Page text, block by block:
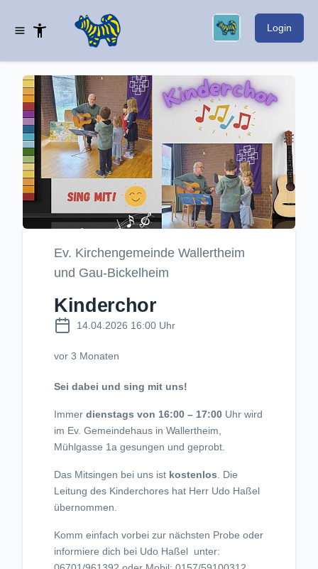
Login
Ev. Kirchengemeinde Wallertheim
und Gau-Bickelheim
Kinderchor
14.04.2026 16:00 Uhr
vor 3 Monaten
Sei dabei und sing mit uns!
Immer dienstags von 16:00 – 17:00 Uhr wird
im Ev. Gemeindehaus in Wallertheim,
Mühlgasse 1a gesungen und geprobt.
Das Mitsingen bei uns ist kostenlos. Die
Leitung des Kinderchores hat Herr Udo Haßel
übernommen.
Komm einfach vorbei zur nächsten Probe oder
informiere dich bei Udo Haßel unter: